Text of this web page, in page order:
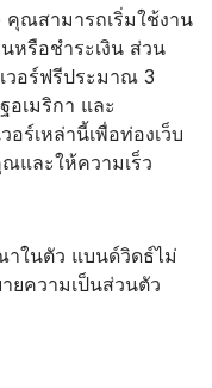
ณสามารถเริ่มใช้งาน
หรือชำระเงิน ส่วน
วอร์ฟรีประมาณ 3
อเมริกา และ
อร์เหล่านี้เพื่อท่องเว็บ
และให้ความเร็ว
ในตัว แบนด์วิดธ์ไม่
ยความเป็นส่วนตัว